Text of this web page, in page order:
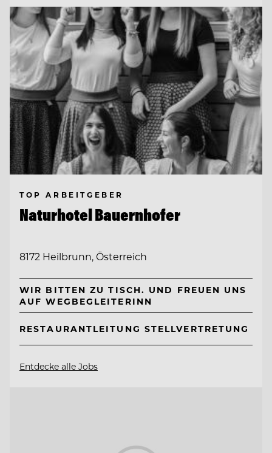
TOP ARBEITGEBER
Naturhotel Bauernhofer
8172 Heilbrunn, Österreich
WIR BITTEN ZU TISCH. UND FREUEN UNS
AUF WEGBEGLEITERINN
RESTAURANTLEITUNG STELLVERTRETUNG
Entdecke alle Jobs